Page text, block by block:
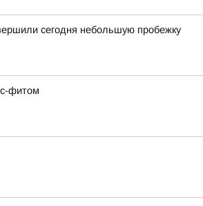
сегодня небольшую пробежку
фитом